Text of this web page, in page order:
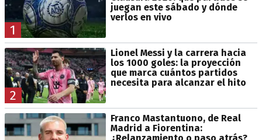
1
juegan este sábado y dónde
verlos en vivo
2
Lionel Messi y la carrera hacia
los 1000 goles: la proyección
que marca cuántos partidos
necesita para alcanzar el hito
Franco Mastantuono, de Real
Madrid a Fiorentina: